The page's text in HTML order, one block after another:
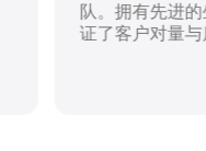
队。拥有先进
证了客户对量与